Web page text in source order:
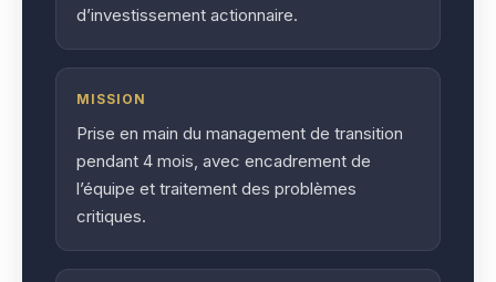
d’investissement actionnaire.
MISSION
Prise en main du management de transition
pendant 4 mois, avec encadrement de
l’équipe et traitement des problèmes
critiques.